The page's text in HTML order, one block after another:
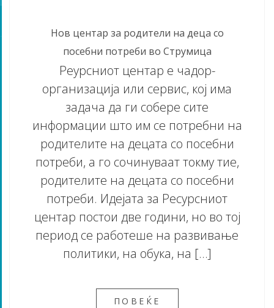
Нов центар за родители на деца со
посебни потреби во Струмица
Реурсниот центар е чадор-
организација или сервис, кој има
задача да ги собере сите
информации што им се потребни на
родителите на децата со посебни
потреби, а го сочинуваат токму тие,
родителите на децата со посебни
потреби. Идејата за Ресурсниот
центар постои две години, но во тој
период се работеше на развивање
политики, на обука, на […]
ПОВЕЌЕ